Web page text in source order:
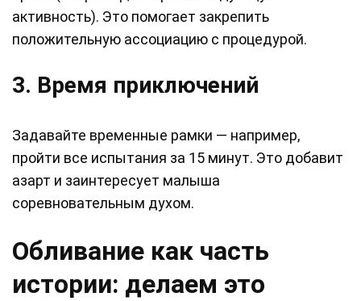
активность). Это помогает закрепить
положительную ассоциацию с процедурой.
3. Время приключений
Задавайте временные рамки — например,
пройти все испытания за 15 минут. Это добавит
азарт и заинтересует малыша
соревновательным духом.
Обливание как часть
истории: делаем это